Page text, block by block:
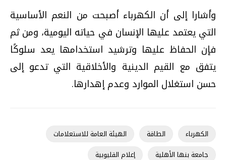
وأشارا إلى أن الكهرباء أصبحت من النعم الأساسية
التي يعتمد عليها الإنسان في حياته اليومية، ومن ثم
فإن الحفاظ عليها وترشيد استخدامها يعد سلوكًا
يتفق مع القيم الدينية والأخلاقية التي تدعو إلى
حسن استغلال الموارد وعدم إهدارها.
الكهرباء الطاقة
الهيئة العامة للاستعلامات
جامعة بنها الأهلية
إعلام القليوبية